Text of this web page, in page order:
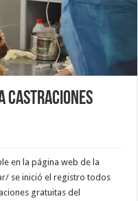
castraciones
en la página web de la
se inició el registro todos
gratuitas del